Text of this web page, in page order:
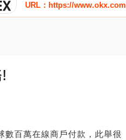
URL：https://www.okx.com
百萬在線商戶付款，此舉很